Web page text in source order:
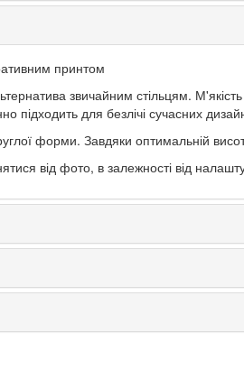
принтом
звичайним стільцям.
підходить для безлічі сучасних
форми. Завдяки оптимальній
від фото, в залежності від